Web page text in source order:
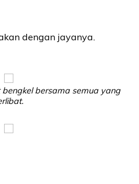
dengan jayanya.
bersama semua yang